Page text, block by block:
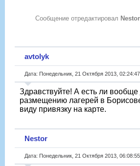
Сообщение отредактировал Nestor
avtolyk
Дата: Понедельник, 21 Октября 2013,
Здравствуйте! А есть ли
размещению лагерей в
виду привязку на карте.
Nestor
Дата: Понедельник, 21 Октября 2013,